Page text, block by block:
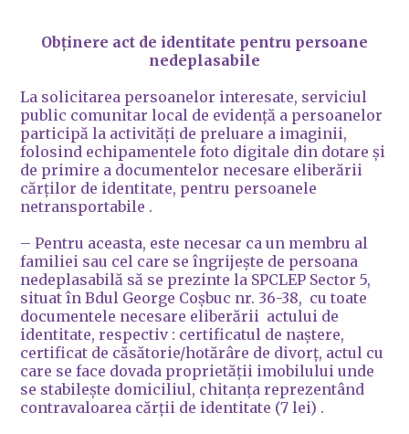
Obținere act de identitate pentru persoane
nedeplasabile
La solicitarea persoanelor interesate, serviciul
public comunitar local de evidență a persoanelor
participă la activități de preluare a imaginii,
folosind echipamentele foto digitale din dotare și
de primire a documentelor necesare eliberării
cărților de identitate, pentru persoanele
netransportabile .
– Pentru aceasta, este necesar ca un membru al
familiei sau cel care se îngrijește de persoana
nedeplasabilă să se prezinte la SPCLEP Sector 5,
situat în Bdul George Coșbuc nr. 36-38, cu toate
documentele necesare eliberării actului de
identitate, respectiv : certificatul de naștere,
certificat de căsătorie/hotărâre de divorț, actul cu
care se face dovada proprietății imobilului unde
se stabilește domiciliul, chitanța reprezentând
contravaloarea cărții de identitate (7 lei) .